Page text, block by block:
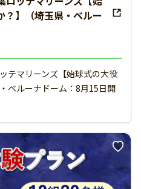
？】（埼玉県・ベルー
テマリーンズ【始球式の大役
ベルーナドーム：8月15日開